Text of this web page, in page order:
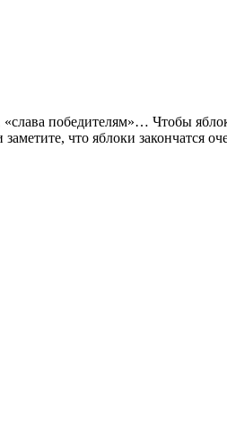
победителям»… Чтобы
что яблоки закончатся